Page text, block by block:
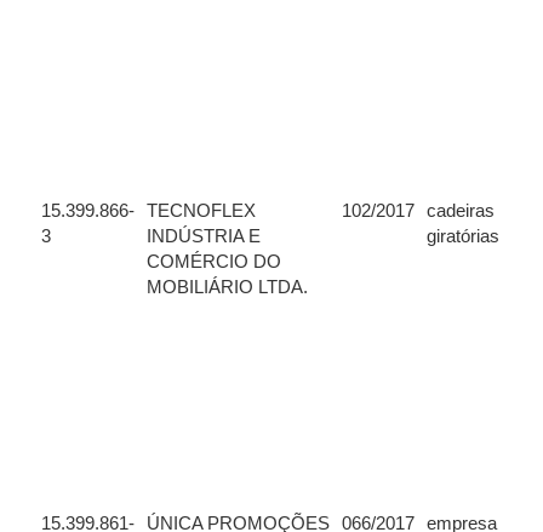
15.399.866-
3
TECNOFLEX
INDÚSTRIA E
COMÉRCIO DO
MOBILIÁRIO LTDA.
102/2017
cadeiras
giratórias
15.399.861-
ÚNICA PROMOÇÕES
066/2017
empresa